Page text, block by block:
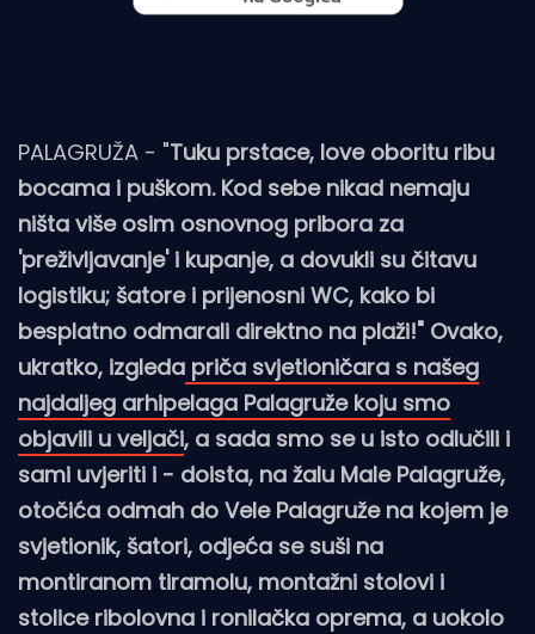
PALAGRUŽA - "Tuku prstace, love oboritu ribu
bocama i puškom. Kod sebe nikad nemaju
ništa više osim osnovnog pribora za
'preživljavanje' i kupanje, a dovukli su čitavu
logistiku; šatore i prijenosni WC, kako bi
besplatno odmarali direktno na plaži!" Ovako,
ukratko, izgleda priča svjetioničara s našeg
najdaljeg arhipelaga Palagruže koju smo
objavili u veljači, a sada smo se u isto odlučili i
sami uvjeriti i - doista, na žalu Male Palagruže,
otočića odmah do Vele Palagruže na kojem je
svjetionik, šatori, odjeća se suši na
montiranom tiramolu, montažni stolovi i
stolice ribolovna i ronilačka oprema, a uokolo